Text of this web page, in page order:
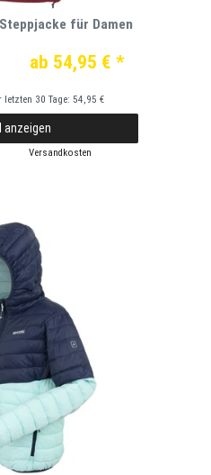
für Damen
ab 54,95 € *
letzten 30 Tage: 54,95 €
anzeigen
Versandkosten